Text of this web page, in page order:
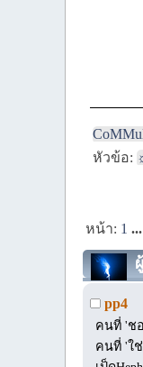
หัวข้อ:
หน้า: 1
pp4
คนที่ 'ช
คนที่ 'ใ